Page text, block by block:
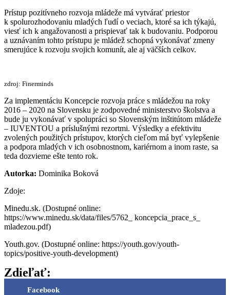
Prístup pozitívneho rozvoja mládeže má vytvárať priestor
k spolurozhodovaniu mladých ľudí o veciach, ktoré sa ich týkajú,
viesť ich k angažovanosti a prispievať tak k budovaniu. Podporou
a uznávaním tohto prístupu je mládež schopná vykonávať zmeny
smerujúce k rozvoju svojich komunít, ale aj väčších celkov.
zdroj: Finerminds
Za implementáciu Koncepcie rozvoja práce s mládežou na roky
2016 – 2020 na Slovensku je zodpovedné ministerstvo školstva a
bude ju vykonávať v spolupráci so Slovenským inštitútom mládeže
– IUVENTOU a príslušnými rezortmi. Výsledky a efektivitu
zvolených použitých prístupov, ktorých cieľom má byť vylepšenie
a podpora mladých v ich osobnostnom, kariérnom a inom raste, sa
teda dozvieme ešte tento rok.
Autorka: Dominika Boková
Zdoje:
Minedu.sk. (Dostupné online:
https://www.minedu.sk/data/files/5762_ koncepcia_prace_s_
mladezou.pdf)
Youth.gov. (Dostupné online: https://youth.gov/youth-
topics/positive-youth-development)
Zdieľať:
Facebook